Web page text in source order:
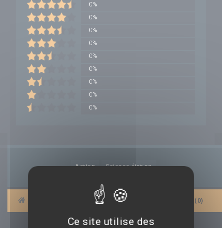
0%
0%
0%
0%
0%
0%
0%
0%
0%
Action Science-fiction
BANDES-ANNONCES | AFFICHES AVIS (0)
Ce site utilise des